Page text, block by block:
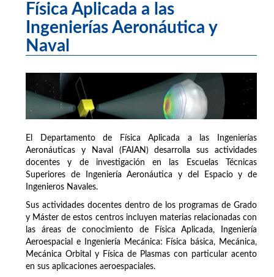
Física Aplicada a las
Ingenierías Aeronáutica y
Naval
El Departamento de Física Aplicada a las Ingenierías
Aeronáuticas y Naval (FAIAN) desarrolla sus actividades
docentes y de investigación en las Escuelas Técnicas
Superiores de Ingeniería Aeronáutica y del Espacio y de
Ingenieros Navales.
Sus actividades docentes dentro de los programas de Grado
y Máster de estos centros incluyen materias relacionadas con
las áreas de conocimiento de Física Aplicada, Ingeniería
Aeroespacial e Ingeniería Mecánica: Física básica, Mecánica,
Mecánica Orbital y Física de Plasmas con particular acento
en sus aplicaciones aeroespaciales.